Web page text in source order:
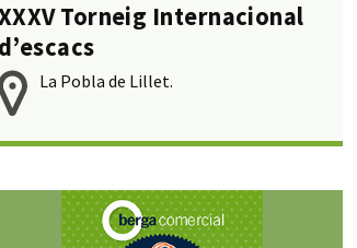
Torneig Internacional
d’escacs
La Pobla de Lillet.